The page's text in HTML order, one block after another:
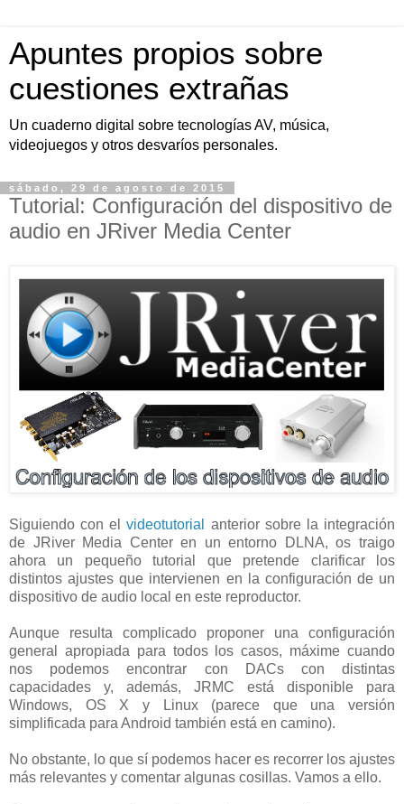
Apuntes propios sobre
cuestiones extrañas
Un cuaderno digital sobre tecnologías AV, música,
videojuegos y otros desvaríos personales.
sábado, 29 de agosto de 2015
Tutorial: Configuración del dispositivo de
audio en JRiver Media Center
Siguiendo con elvideotutorial
anterior sobre la integración
de JRiver Media Center en un entorno DLNA, os traigo
ahora un pequeño tutorial que pretende clarificar los
distintos ajustes que intervienen en la configuración de un
dispositivo de audio local en este reproductor.
Aunque resulta complicado proponer una configuración
general apropiada para todos los casos, máxime cuando
nos podemos encontrar con DACs con distintas
capacidades y, además, JRMC está disponible para
Windows, OS X y Linux (parece que una versión
simplificada para Android también está en camino).
No obstante, lo que sí podemos hacer es recorrer los ajustes
más relevantes y comentar algunas cosillas. Vamos a ello.